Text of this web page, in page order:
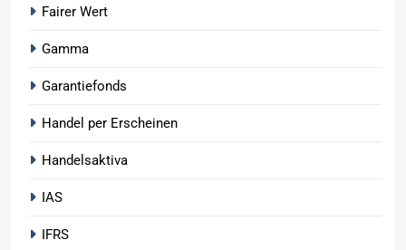
Fairer Wert
Gamma
Garantiefonds
Handel per Erscheinen
Handelsaktiva
IAS
IFRS